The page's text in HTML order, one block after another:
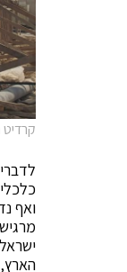
קרדיט
ואף